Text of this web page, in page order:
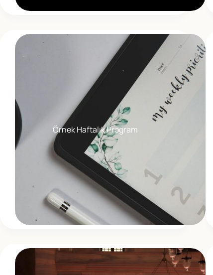
Örnek Haftalık Program